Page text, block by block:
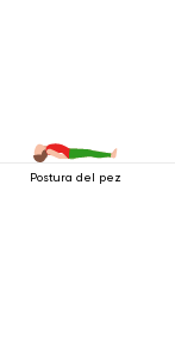
Postura del pez